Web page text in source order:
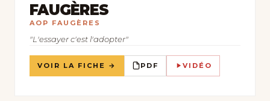
FAUGÈRES
AOP FAUGÈRES
"L'essayer c'est l'adopter"
VOIR LA FICHE → PDF VIDÉO